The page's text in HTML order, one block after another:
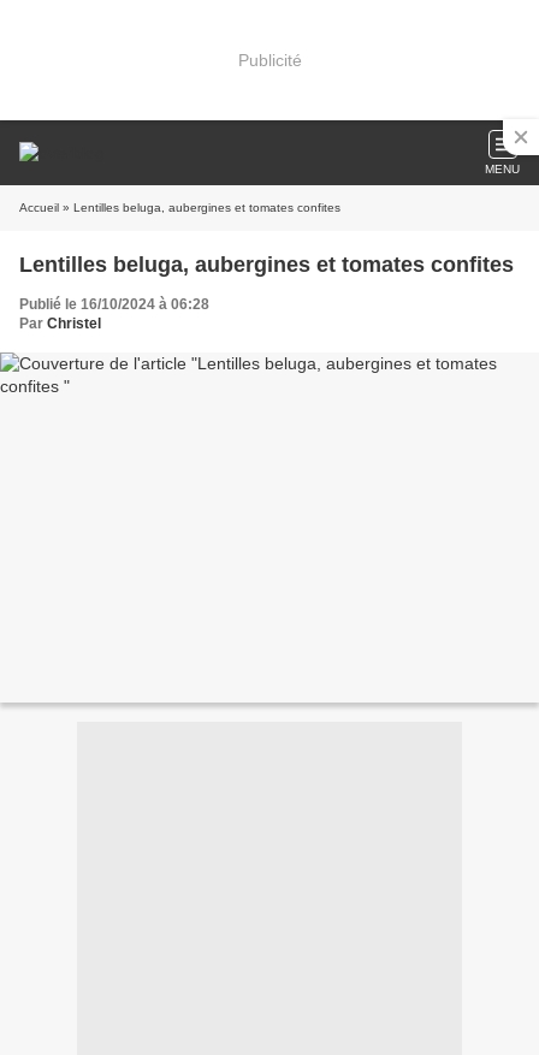
Publicité
MENU
Accueil » Lentilles beluga, aubergines et tomates confites
Lentilles beluga, aubergines et tomates confites
Publié le 16/10/2024 à 06:28
Par Christel